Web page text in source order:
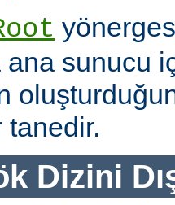
ana sunucu
tanedir.
Dizini